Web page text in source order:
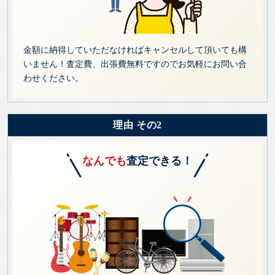
金額に納得していただなければキャンセルして頂いても構
いません！査定費、出張費無料ですのでお気軽にお問い合
わせください。
理由 その2
なんでも査定できる！